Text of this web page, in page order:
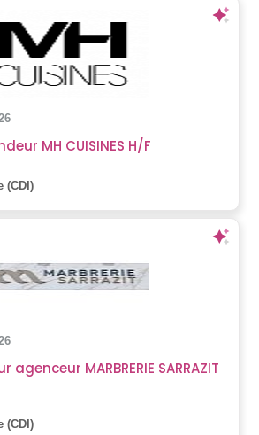
MH CUISINES H/F
(CDI)
agenceur MARBRERIE SARRAZIT
(CDI)